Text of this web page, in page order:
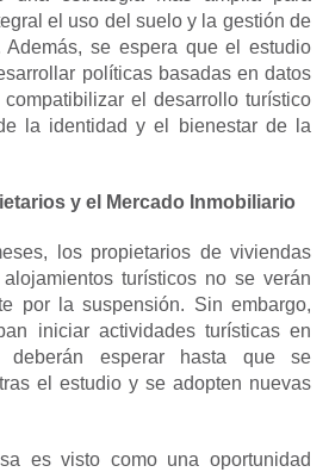
el uso del suelo y la gestión de
Además, se espera que el estudio
políticas basadas en datos
el desarrollo turístico
la identidad y el bienestar de la
y el Mercado Inmobiliario
los propietarios de viviendas
turísticos no se verán
por la suspensión. Sin embargo,
iniciar actividades turísticas en
deberán esperar hasta que se
el estudio y se adopten nuevas
es visto como una oportunidad